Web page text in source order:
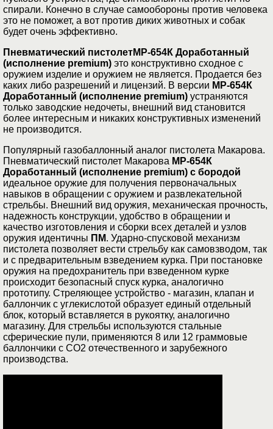
спирали. Конечно в случае самообороны против человека
это не поможет, а вот против диких животных и собак
будет очень эффективно.
Пневматический пистолетМР-654К Доработанный
(исполнение premium) это конструктивно сходное с
оружием изделие и оружием не является. Продается без
каких либо разрешений и лицензий. В версии МР-654К
Доработанный (исполнение premium) устраняются
только заводские недочеты, внешний вид становится
более интересным и никаких конструктивных изменений
не производится.
Популярный газобаллонный аналог пистолета Макарова.
Пневматический пистолет Макарова МР-654К
Доработанный (исполнение premium) с бородой
идеальное оружие для получения первоначальных
навыков в обращении с оружием и развлекательной
стрельбы. Внешний вид оружия, механическая прочность,
надежность конструкции, удобство в обращении и
качество изготовления и сборки всех деталей и узлов
оружия идентичны ПМ. Ударно-спусковой механизм
пистолета позволяет вести стрельбу как самовзводом, так
и с предварительным взведением курка. При постановке
оружия на предохранитель при взведенном курке
происходит безопасный спуск курка, аналогично
прототипу. Стреляющее устройство - магазин, клапан и
баллончик с углекислотой образует единый отдельный
блок, который вставляется в рукоятку, аналогично
магазину. Для стрельбы используются стальные
сферические пули, применяются 8 или 12 граммовые
баллончики с СО2 отечественного и зарубежного
производства.